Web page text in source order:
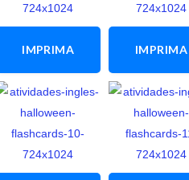
IMPRIMA
ATIVIDADE
IMPRIMA
ATIVIDADE